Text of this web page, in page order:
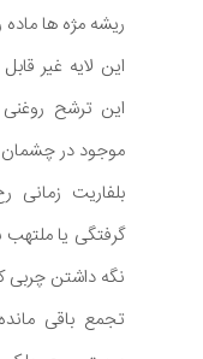
ریشه مژه ها ماده
این لایه غیر
این ترشح
موجود در چشمان
بلفاریت
گرفتگی یا
نگه داشتن چربی
تجمع باقی